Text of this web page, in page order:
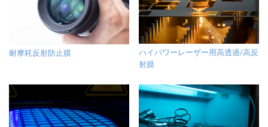
耐摩耗反射防止膜
ハイパワーレーザー用高透過/高反
射膜